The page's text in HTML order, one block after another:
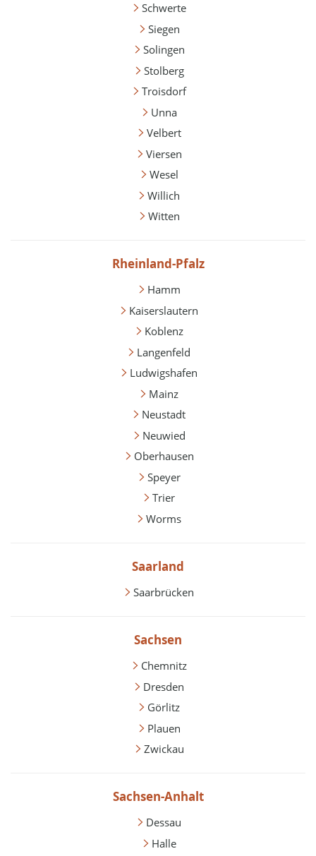
Schwerte
Siegen
Solingen
Stolberg
Troisdorf
Unna
Velbert
Viersen
Wesel
Willich
Witten
Rheinland-Pfalz
Hamm
Kaiserslautern
Koblenz
Langenfeld
Ludwigshafen
Mainz
Neustadt
Neuwied
Oberhausen
Speyer
Trier
Worms
Saarland
Saarbrücken
Sachsen
Chemnitz
Dresden
Görlitz
Plauen
Zwickau
Sachsen-Anhalt
Dessau
Halle